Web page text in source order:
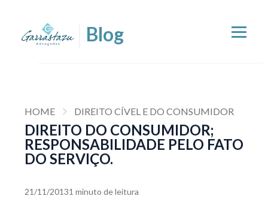
HOME DIREITO CÍVEL E DO CONSUMIDOR
DIREITO DO CONSUMIDOR;
RESPONSABILIDADE PELO FATO
DO SERVIÇO.
21/11/20131 minuto de leitura